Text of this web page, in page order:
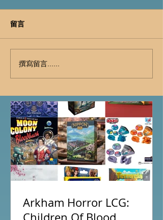
留言
撰寫留言......
Arkham Horror LCG: